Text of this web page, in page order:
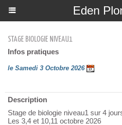
Eden
STAGE BIOLOGIE NIVEAU1
Infos pratiques
le Samedi 3 Octobre 2026
Description
Stage de biologie niveau1 sur 4
Les 3,4 et 10,11 octobre 2026